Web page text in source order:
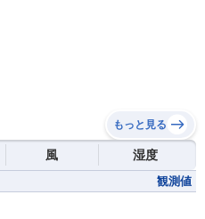
もっと見る
風 湿度
観測値